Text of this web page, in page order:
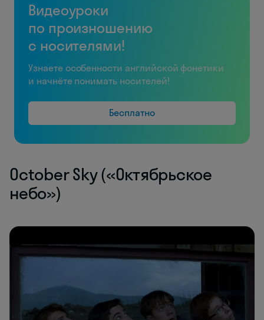
Видеоуроки
по произношению
с носителями!
Узнаете особенности английской фонетики
и начнёте понимать носителей!
Бесплатно
October Sky («Октябрьское
небо»)